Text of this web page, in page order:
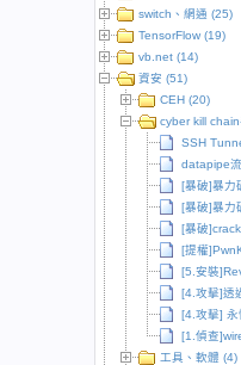
switch、網通 (25)
TensorFlow (19)
vb.net (14)
資安 (51)
CEH (20)
cyber kill
SSH
datapipe
[暴破]暴力
[暴破]暴力
[暴破
[提權
[5.安裝
[4.攻擊]透
[4.攻擊] 永
[1.偵查
工具、軟體 (4)